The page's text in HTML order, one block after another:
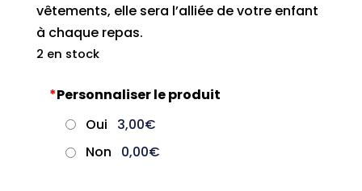
vêtements, elle sera l’alliée de votre enfant
à chaque repas.
2 en stock
*Personnaliser le produit
Oui
3,00€
Non
0,00€